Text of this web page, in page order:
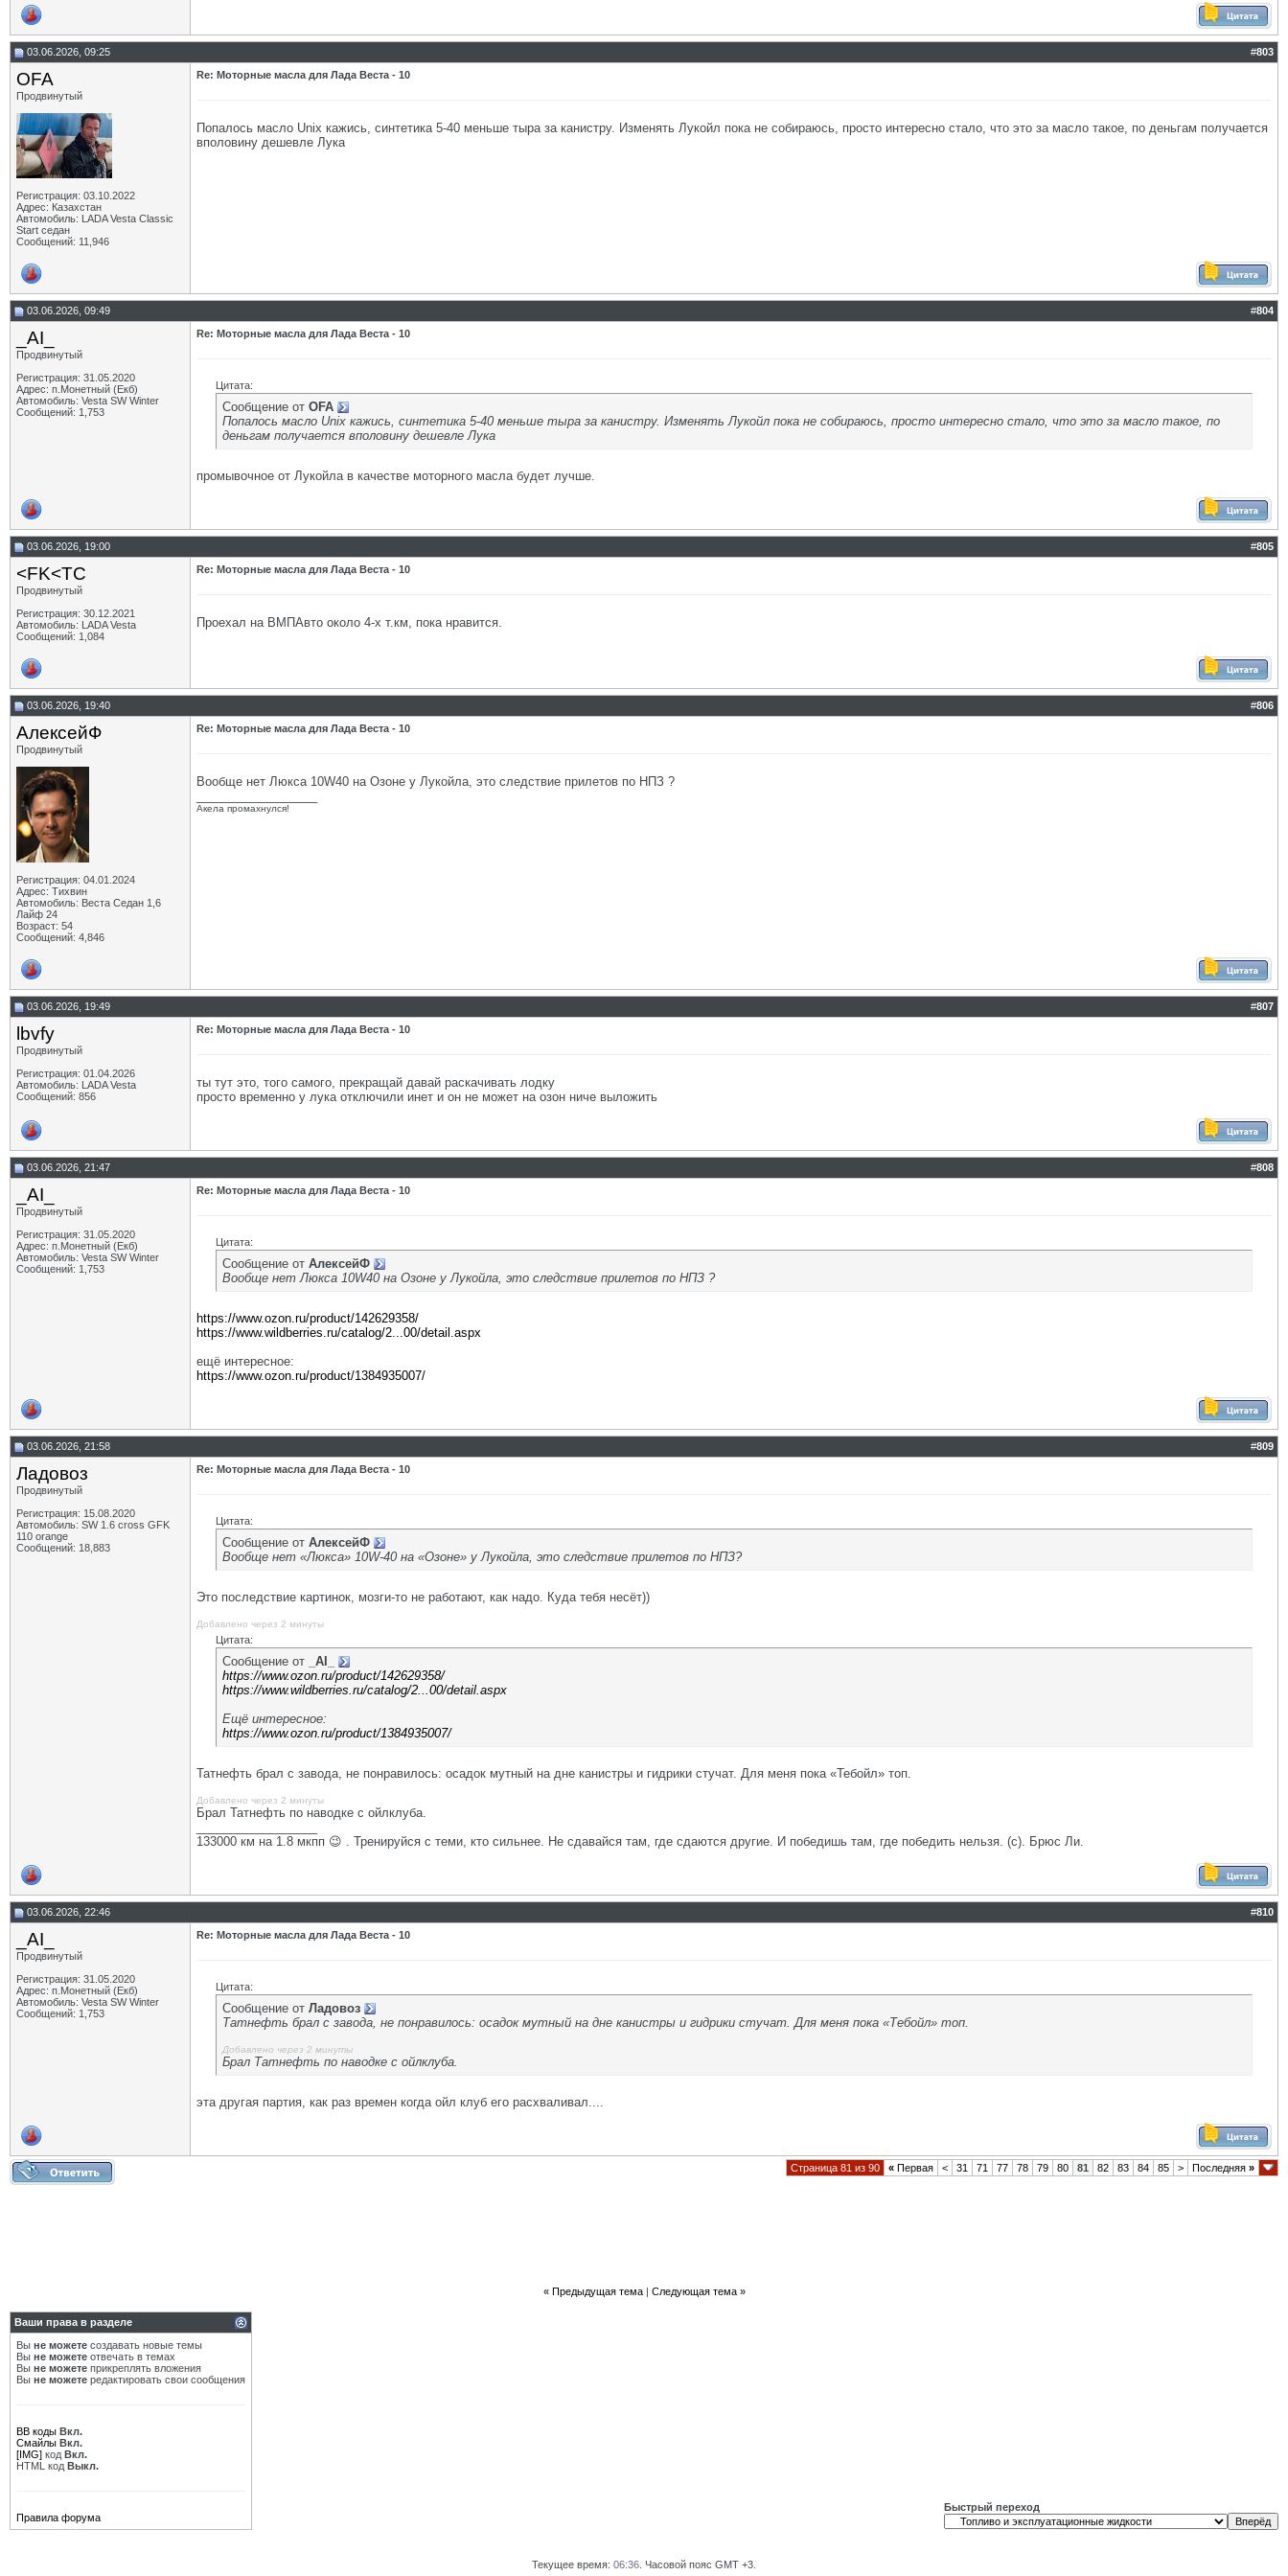
03.06.2026, 09:25 #803
OFA
Продвинутый
Регистрация: 03.10.2022
Адрес: Казахстан
Автомобиль: LADA Vesta Classic
Start седан
Сообщений: 11,946
Re: Моторные масла для Лада Веста - 10
Попалось масло Unix кажись, синтетика 5-40 меньше тыра за канистру. Изменять Лукойл пока не собираюсь, просто интересно стало, что это за масло такое, по деньгам получается
вполовину дешевле Лука
03.06.2026, 09:49 #804
_AI_
Продвинутый
Регистрация: 31.05.2020
Адрес: п.Монетный (Екб)
Автомобиль: Vesta SW Winter
Сообщений: 1,753
Re: Моторные масла для Лада Веста - 10
Цитата:
Сообщение от OFA
Попалось масло Unix кажись, синтетика 5-40 меньше тыра за канистру. Изменять Лукойл пока не собираюсь, просто интересно стало, что это за масло такое, по
деньгам получается вполовину дешевле Лука
промывочное от Лукойла в качестве моторного масла будет лучше.
03.06.2026, 19:00 #805
<FK<TC
Продвинутый
Регистрация: 30.12.2021
Автомобиль: LADA Vesta
Сообщений: 1,084
Re: Моторные масла для Лада Веста - 10
Проехал на ВМПАвто около 4-х т.км, пока нравится.
03.06.2026, 19:40 #806
АлексейФ
Продвинутый
Регистрация: 04.01.2024
Адрес: Тихвин
Автомобиль: Веста Седан 1,6
Лайф 24
Возраст: 54
Сообщений: 4,846
Re: Моторные масла для Лада Веста - 10
Вообще нет Люкса 10W40 на Озоне у Лукойла, это следствие прилетов по НПЗ ?
Акела промахнулся!
03.06.2026, 19:49 #807
lbvfy
Продвинутый
Регистрация: 01.04.2026
Автомобиль: LADA Vesta
Сообщений: 856
Re: Моторные масла для Лада Веста - 10
ты тут это, того самого, прекращай давай раскачивать лодку
просто временно у лука отключили инет и он не может на озон ниче выложить
03.06.2026, 21:47 #808
_AI_
Продвинутый
Регистрация: 31.05.2020
Адрес: п.Монетный (Екб)
Автомобиль: Vesta SW Winter
Сообщений: 1,753
Re: Моторные масла для Лада Веста - 10
Цитата:
Сообщение от АлексейФ
Вообще нет Люкса 10W40 на Озоне у Лукойла, это следствие прилетов по НПЗ ?
https://www.ozon.ru/product/142629358/
https://www.wildberries.ru/catalog/2...00/detail.aspx
ещё интересное:
https://www.ozon.ru/product/1384935007/
03.06.2026, 21:58 #809
Ладовоз
Продвинутый
Регистрация: 15.08.2020
Автомобиль: SW 1.6 cross GFK
110 orange
Сообщений: 18,883
Re: Моторные масла для Лада Веста - 10
Цитата:
Сообщение от АлексейФ
Вообще нет «Люкса» 10W-40 на «Озоне» у Лукойла, это следствие прилетов по НПЗ?
Это последствие картинок, мозги-то не работают, как надо. Куда тебя несёт))
Добавлено через 2 минуты
Цитата:
Сообщение от
_AI_
https://www.ozon.ru/product/142629358/
https://www.wildberries.ru/catalog/2...00/detail.aspx
Ещё интересное:
https://www.ozon.ru/product/1384935007/
Татнефть брал с завода, не понравилось: осадок мутный на дне канистры и гидрики стучат. Для меня пока «Тебойл» топ.
Добавлено через 2 минуты
Брал Татнефть по наводке с ойлклуба.
133000 км на 1.8 мкпп 😉 . Тренируйся с теми, кто сильнее. Не сдавайся там, где сдаются другие. И победишь там, где победить нельзя. (с). Брюс Ли.
03.06.2026, 22:46 #810
_AI_
Продвинутый
Регистрация: 31.05.2020
Адрес: п.Монетный (Екб)
Автомобиль: Vesta SW Winter
Сообщений: 1,753
Re: Моторные масла для Лада Веста - 10
Цитата:
Сообщение от Ладовоз
Татнефть брал с завода, не понравилось: осадок мутный на дне канистры и гидрики стучат. Для меня пока «Тебойл» топ.
Добавлено через 2 минуты
Брал Татнефть по наводке с ойлклуба.
эта другая партия, как раз времен когда ойл клуб его расхваливал....
Страница 81 из 90 « Первая < 31 71 77 78 79 80 81 82 83 84 85 > Последняя »
« Предыдущая тема| Следующая тема »
Ваши права в разделе
Вы не можете создавать новые темы
Вы не можете отвечать в темах
Вы не можете прикреплять вложения
Вы не можете редактировать свои сообщения
BB коды Вкл.
Смайлы Вкл.
[IMG] код Вкл.
HTML код Выкл.
Правила форума
Быстрый переход
Текущее время: 06:36 . Часовой пояс GMT +3.